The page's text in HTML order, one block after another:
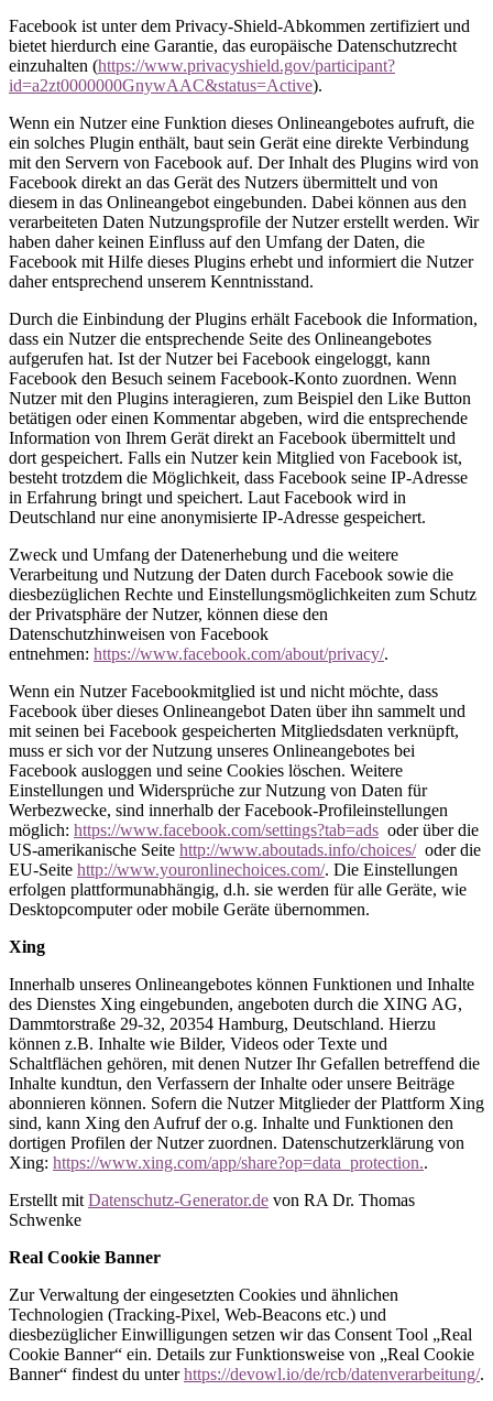
Facebook ist unter dem Privacy-Shield-Abkommen zertifiziert und
bietet hierdurch eine Garantie, das europäische Datenschutzrecht
einzuhalten (https://www.privacyshield.gov/participant?
id=a2zt0000000GnywAAC&status=Active).
Wenn ein Nutzer eine Funktion dieses Onlineangebotes aufruft, die
ein solches Plugin enthält, baut sein Gerät eine direkte Verbindung
mit den Servern von Facebook auf. Der Inhalt des Plugins wird von
Facebook direkt an das Gerät des Nutzers übermittelt und von
diesem in das Onlineangebot eingebunden. Dabei können aus den
verarbeiteten Daten Nutzungsprofile der Nutzer erstellt werden. Wir
haben daher keinen Einfluss auf den Umfang der Daten, die
Facebook mit Hilfe dieses Plugins erhebt und informiert die Nutzer
daher entsprechend unserem Kenntnisstand.
Durch die Einbindung der Plugins erhält Facebook die Information,
dass ein Nutzer die entsprechende Seite des Onlineangebotes
aufgerufen hat. Ist der Nutzer bei Facebook eingeloggt, kann
Facebook den Besuch seinem Facebook-Konto zuordnen. Wenn
Nutzer mit den Plugins interagieren, zum Beispiel den Like Button
betätigen oder einen Kommentar abgeben, wird die entsprechende
Information von Ihrem Gerät direkt an Facebook übermittelt und
dort gespeichert. Falls ein Nutzer kein Mitglied von Facebook ist,
besteht trotzdem die Möglichkeit, dass Facebook seine IP-Adresse
in Erfahrung bringt und speichert. Laut Facebook wird in
Deutschland nur eine anonymisierte IP-Adresse gespeichert.
Zweck und Umfang der Datenerhebung und die weitere
Verarbeitung und Nutzung der Daten durch Facebook sowie die
diesbezüglichen Rechte und Einstellungsmöglichkeiten zum Schutz
der Privatsphäre der Nutzer, können diese den
Datenschutzhinweisen von Facebook
entnehmen: https://www.facebook.com/about/privacy/.
Wenn ein Nutzer Facebookmitglied ist und nicht möchte, dass
Facebook über dieses Onlineangebot Daten über ihn sammelt und
mit seinen bei Facebook gespeicherten Mitgliedsdaten verknüpft,
muss er sich vor der Nutzung unseres Onlineangebotes bei
Facebook ausloggen und seine Cookies löschen. Weitere
Einstellungen und Widersprüche zur Nutzung von Daten für
Werbezwecke, sind innerhalb der Facebook-Profileinstellungen
möglich: https://www.facebook.com/settings?tab=ads oder über die
US-amerikanische Seite http://www.aboutads.info/choices/oder die
EU-Seite http://www.youronlinechoices.com/. Die Einstellungen
erfolgen plattformunabhängig, d.h. sie werden für alle Geräte, wie
Desktopcomputer oder mobile Geräte übernommen.
Xing
Innerhalb unseres Onlineangebotes können Funktionen und Inhalte
des Dienstes Xing eingebunden, angeboten durch die XING AG,
Dammtorstraße 29-32, 20354 Hamburg, Deutschland. Hierzu
können z.B. Inhalte wie Bilder, Videos oder Texte und
Schaltflächen gehören, mit denen Nutzer Ihr Gefallen betreffend die
Inhalte kundtun, den Verfassern der Inhalte oder unsere Beiträge
abonnieren können. Sofern die Nutzer Mitglieder der Plattform Xing
sind, kann Xing den Aufruf der o.g. Inhalte und Funktionen den
dortigen Profilen der Nutzer zuordnen. Datenschutzerklärung von
Xing: https://www.xing.com/app/share?op=data_protection..
Erstellt mit Datenschutz-Generator.de von RA Dr. Thomas
Schwenke
Real Cookie Banner
Zur Verwaltung der eingesetzten Cookies und ähnlichen
Technologien (Tracking-Pixel, Web-Beacons etc.) und
diesbezüglicher Einwilligungen setzen wir das Consent Tool „Real
Cookie Banner“ ein. Details zur Funktionsweise von „Real Cookie
Banner“ findest du unterhttps://devowl.io/de/rcb/datenverarbeitung/.